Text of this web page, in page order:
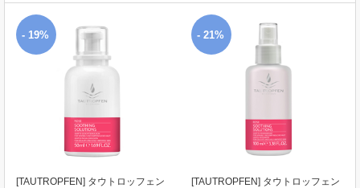
- 19%
[TAUTROPFEN] タウトロッフェン
- 21%
[TAUTROPFEN] タウトロッフェン